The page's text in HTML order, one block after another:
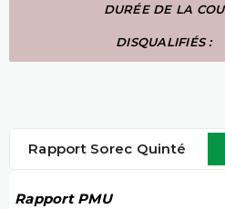
DURÉE DE LA
DISQUALIFIÉS :
Rapport Sorec Quinté
Rapport PMU